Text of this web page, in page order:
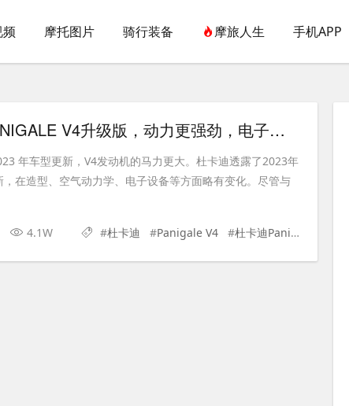
摩托图片 骑行装备 摩旅人生 手机APP
杜卡迪推出2023款PANIGALE V4升级版，动力更强劲，电子设备更精致
年车型更新，V4发动机的马力更大。杜卡迪透露了2023年
在造型、空气动力学、电子设备等方面略有变化。尽管与
4.1W #杜卡迪 #Panigale V4 #杜卡迪Panigale V4